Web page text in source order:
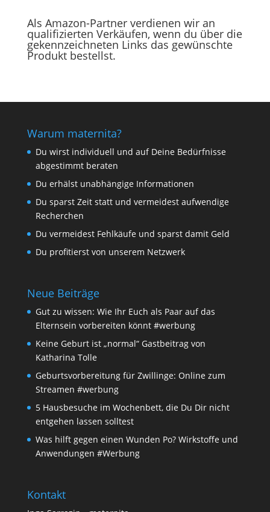
Als Amazon-Partner verdienen wir an
qualifizierten Verkäufen, wenn du über die
gekennzeichneten Links das gewünschte
Produkt bestellst.
Warum maternita?
Du wirst individuell und auf Deine Bedürfnisse
abgestimmt beraten
Du erhälst unabhängige Informationen
Du sparst Zeit statt und vermeidest aufwendige
Recherchen
Du vermeidest Fehlkäufe und sparst damit Geld
Du profitierst von unserem Netzwerk
Neue Beiträge
Gut zu wissen: Wie Ihr Euch als Paar auf das
Elternsein vorbereiten könnt #werbung
Keine Geburt ist „normal“ Gastbeitrag von
Katharina Tolle
Geburtsvorbereitung für Zwillinge: Online zum
Streamen #werbung
5 Hausbesuche im Wochenbett, die Du Dir nicht
entgehen lassen solltest
Was hilft gegen einen Wunden Po? Wirkstoffe und
Anwendungen #Werbung
Kontakt